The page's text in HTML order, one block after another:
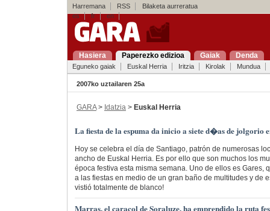
Harremana RSS
Bilaketa aurreratua
es
fr en
Hasiera Paperezko edizioa Gaiak Denda
Eguneko gaiak Euskal Herria Iritzia Kirolak Mundua
2007ko uztailaren 25a
GARA> Idatzia > Euskal Herria
La fiesta de la espuma da inicio a siete d�as de jolgorio
Hoy se celebra el día de Santiago, patrón de numerosas
ancho de Euskal Herria. Es por ello que son muchos los
época festiva esta misma semana. Uno de ellos es Gares,
a las fiestas en medio de un gran baño de multitudes y de
vistió totalmente de blanco!
Marras, el caracol de Soraluze, ha emprendido la ruta